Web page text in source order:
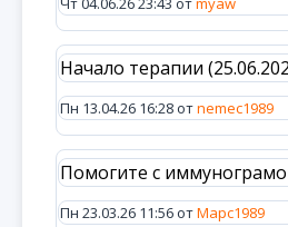
Начало терапии
Пн 13.04.26 16:28 отnemec1989
Помогите с
Пн 23.03.26 11:56 отМарс1989